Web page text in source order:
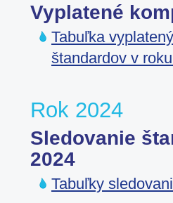
Vyplatené
Tabuľka
štandardov v
Rok 2024
Sledovanie
2024
Tabuľky